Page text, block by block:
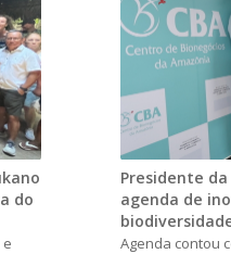
do
Presidente
agenda de
Agenda contou